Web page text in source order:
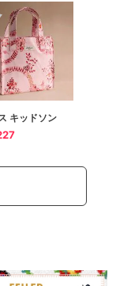
キッドソン